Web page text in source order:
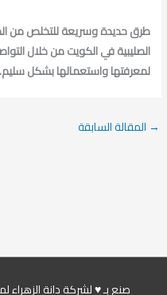
طرق حديدة وسريعة للتخلص من
لمعرفتها واستعمالها بشكل سليم.
→ المقالة السابقة
صنع بـ ♥ لشركة دانة الزهراء